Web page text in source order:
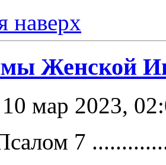
наверх
Женской
мар 2023,
7